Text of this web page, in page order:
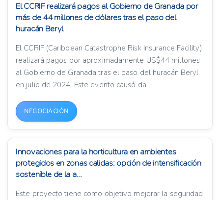
El CCRIF realizará pagos al Gobierno de Granada por
más de 44 millones de dólares tras el paso del
huracán Beryl
El CCRIF (Caribbean Catastrophe Risk Insurance Facility)
realizará pagos por aproximadamente US$44 millones
al Gobierno de Granada tras el paso del huracán Beryl
en julio de 2024. Este evento causó da...
NEGOCIACIÓN
Innovaciones para la horticultura en ambientes
protegidos en zonas calidas: opción de intensificación
sostenible de la a...
Este proyecto tiene como objetivo mejorar la seguridad